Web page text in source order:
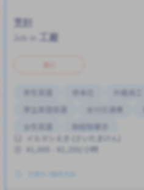
工廠
兼职
男性首選 停車位 外籍員工
學生簽證首選
支付交通費
女性首選
無經驗要求
イルマシえき (さいたまけん)
¥1,000 - ¥1,250/小時